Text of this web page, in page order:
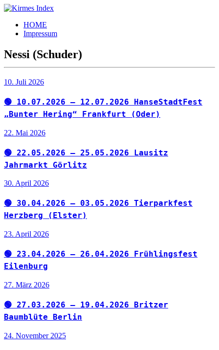
Zum
springen
Kirmes
Index
Tourpläne
der
letzten
Jahre
HOME
Impressum
Nessi (Schuder)
10. Juli 2026
🟢 10.07.2026 – 12.07.2026 HanseStadtFest
„Bunter Hering“ Frankfurt (Oder)
22. Mai 2026
🟢 22.05.2026 – 25.05.2026 Lausitz
Jahrmarkt Görlitz
30. April 2026
🟢 30.04.2026 – 03.05.2026 Tierparkfest
Herzberg (Elster)
23. April 2026
🟢 23.04.2026 – 26.04.2026 Frühlingsfest
Eilenburg
27. März 2026
🟢 27.03.2026 – 19.04.2026 Britzer
Baumblüte Berlin
24. November 2025